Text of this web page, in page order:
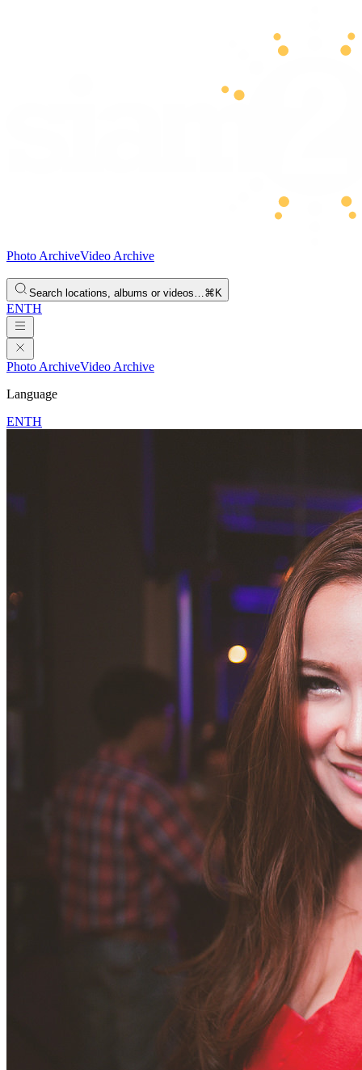
Photo ArchiveVideo Archive
Search locations, albums or videos…⌘K
ENTH
Photo ArchiveVideo Archive
Language
ENTH